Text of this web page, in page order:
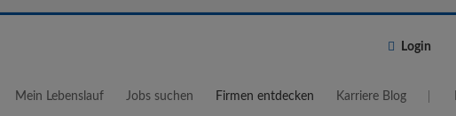
Login
Mein Lebenslauf Jobs suchen Firmen entdecken Karriere Blog